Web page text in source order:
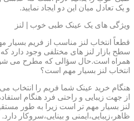
و یک تعادل میان این دو ایجاد نمایید.
ویژگی های یک عینک طبی خوب | لنز
قطعاً انتخاب لنز مناسب از فریم بسیار
سطح بازار لنز های مختلفی وجود دارد که
همراه است.حال سؤالی که مطرح می
انتخاب لنز بسیار مهم است؟
هنگام خرید عینک شما فریم را انتخاب
از جهت زیبایی و راحتی فرد هنگام
لنز بسیار مهم تر است زیرا به طور
ظاهر،زیبایی،ایمنی و بینایی،سروکار دارد.